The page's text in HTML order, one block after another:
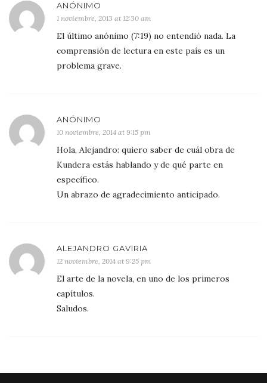
ANÓNIMO
1 noviembre, 2013 at 12:30 am
El último anónimo (7:19) no entendió nada. La
comprensión de lectura en este país es un
problema grave.
ANÓNIMO
10 noviembre, 2014 at 9:15 pm
Hola, Alejandro: quiero saber de cuál obra de
Kundera estás hablando y de qué parte en
específico.
Un abrazo de agradecimiento anticipado.
ALEJANDRO GAVIRIA
12 noviembre, 2014 at 9:25 pm
El arte de la novela, en uno de los primeros
capítulos.
Saludos.